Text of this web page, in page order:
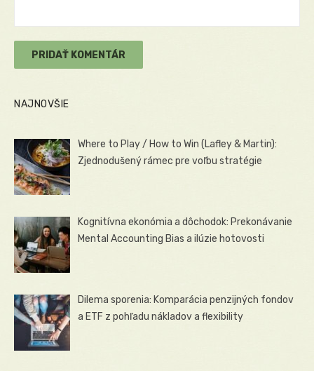
NAJNOVŠIE
Where to Play / How to Win (Lafley & Martin):
Zjednodušený rámec pre voľbu stratégie
Kognitívna ekonómia a dôchodok: Prekonávanie
Mental Accounting Bias a ilúzie hotovosti
Dilema sporenia: Komparácia penzijných fondov
a ETF z pohľadu nákladov a flexibility